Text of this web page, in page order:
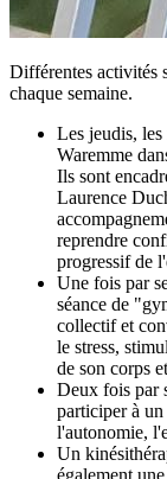
Différentes activités
chaque semaine.
Les jeudis,
Waremme
Ils sont
Laurence
reprendre
progressif de
Une fois par
séance de
collectif et
le stress,
de son corps
Deux fois par
participer à
l'autonomie,
Un